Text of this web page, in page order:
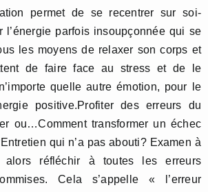
permet de se recentrer sur soi-
l’énergie parfois insoupçonnée qui se
les moyens de relaxer son corps et
de faire face au stress et de le
quelle autre émotion, pour le
positive.Profiter des erreurs du
ou…Comment transformer un échec
qui n’a pas abouti? Examen à
alors réfléchir à toutes les erreurs
Cela s’appelle « l’erreur